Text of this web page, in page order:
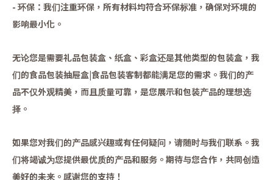
- 环保：我们注重环保，所有材料均符合环保标准，确保对环境的
影响最小化。
无论您是需要礼品包装盒、纸盒、彩盒还是其他类型的包装盒，我
们的食品包装抽屉盒|食品包装客制都能满足您的需求。我们的产
品不仅外观精美，而且质量可靠，是您展示和包装产品的理想选
择。
如果您对我们的产品感兴趣或有任何疑问，请随时与我们联系。我
们将竭诚为您提供最优质的产品和服务。期待与您合作，共同创造
美好的未来。感谢您的支持！